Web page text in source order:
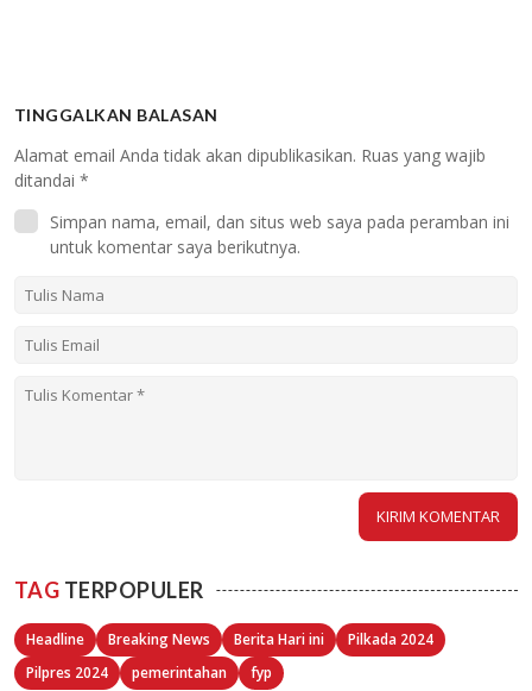
TINGGALKAN BALASAN
Alamat email Anda tidak akan dipublikasikan. Ruas yang wajib
ditandai *
Simpan nama, email, dan situs web saya pada peramban ini
untuk komentar saya berikutnya.
TAG TERPOPULER
Headline Breaking News Berita Hari ini
Pilkada 2024
Pilpres 2024
pemerintahan fyp